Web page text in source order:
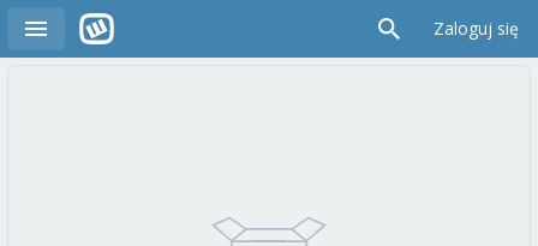
Zaloguj się